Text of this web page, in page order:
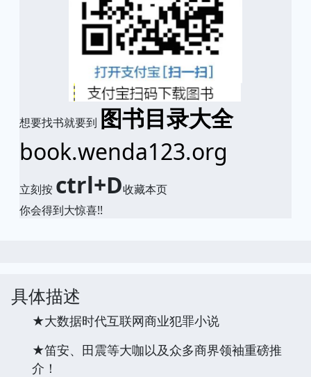
想要找书就要到 图书目录大全
book.wenda123.org
立刻按 ctrl+D收藏本页
你会得到大惊喜!!
具体描述
★大数据时代互联网商业犯罪小说
★笛安、田震等大咖以及众多商界领袖重磅推
介！